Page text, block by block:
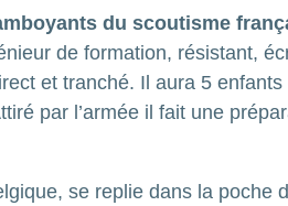
du scoutisme
de formation, résistant,
et tranché. Il aura 5
par l’armée il fait une
se replie dans la